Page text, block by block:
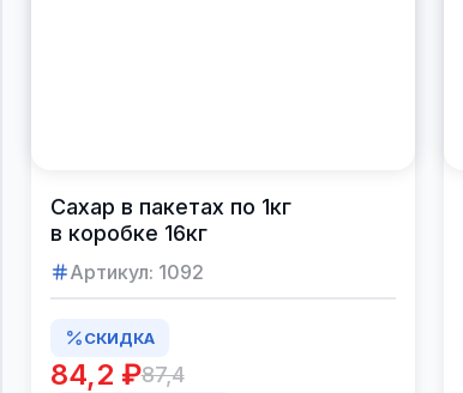
Сахар в пакетах по 1кг
в коробке 16кг
Артикул: 1092
СКИДКА
84,2 ₽87,4